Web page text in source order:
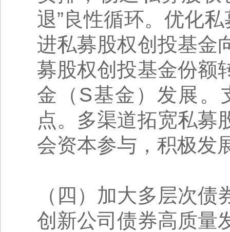
退”良性循环。优化
进私募股权创投基金
募股权创投基金份额
金（S基金）发展。
点。多渠道拓宽私募
会资本参与，积极发
（四）加大多层次
创新公司债券高质量